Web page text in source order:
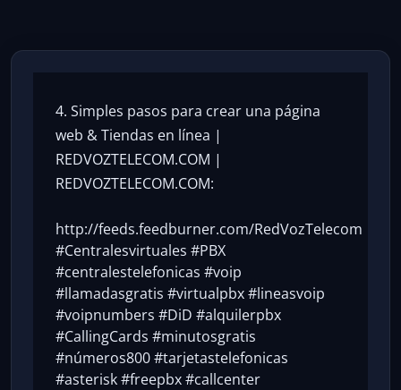
4. Simples pasos para crear una página
web & Tiendas en línea |
REDVOZTELECOM.COM |
REDVOZTELECOM.COM:
http://feeds.feedburner.com/RedVozTelecom
#Centralesvirtuales #PBX
#centralestelefonicas #voip
#llamadasgratis #virtualpbx #lineasvoip
#voipnumbers #DiD #alquilerpbx
#CallingCards #minutosgratis
#números800 #tarjetastelefonicas
#asterisk #freepbx #callcenter